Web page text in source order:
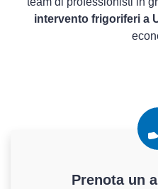
intervento frigoriferi a
Prenota un